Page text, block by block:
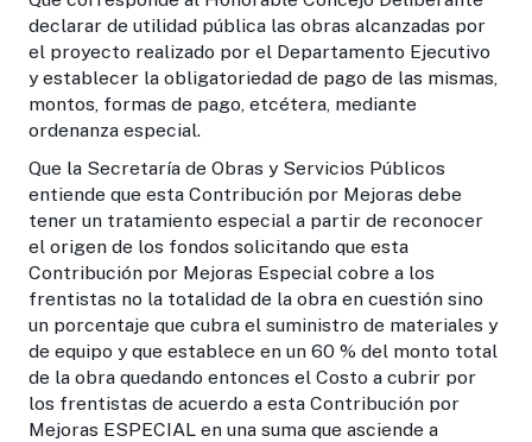
declarar de utilidad pública las obras alcanzadas por
el proyecto realizado por el Departamento Ejecutivo
y establecer la obligatoriedad de pago de las mismas,
montos, formas de pago, etcétera, mediante
ordenanza especial.
Que la Secretaría de Obras y Servicios Públicos
entiende que esta Contribución por Mejoras debe
tener un tratamiento especial a partir de reconocer
el origen de los fondos solicitando que esta
Contribución por Mejoras Especial cobre a los
frentistas no la totalidad de la obra en cuestión sino
un porcentaje que cubra el suministro de materiales y
de equipo y que establece en un 60 % del monto total
de la obra quedando entonces el Costo a cubrir por
los frentistas de acuerdo a esta Contribución por
Mejoras ESPECIAL en una suma que asciende a